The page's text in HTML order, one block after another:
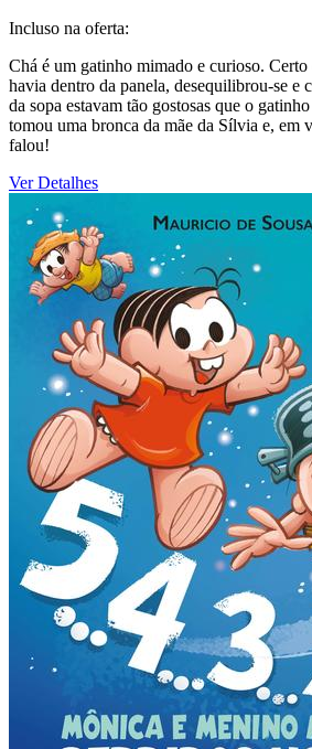
Incluso na oferta:
Chá é um gatinho mimado e curioso.
havia dentro da panela, desequilibrou-se e
da sopa estavam tão gostosas que o
tomou uma bronca da mãe da Sílvia e, em
falou!
Ver Detalhes